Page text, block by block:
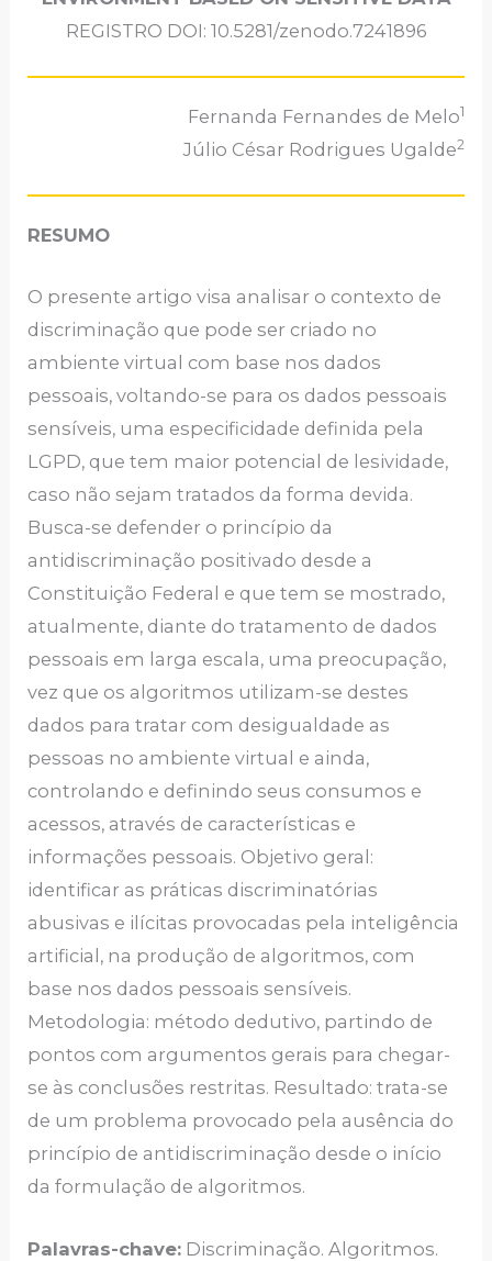
REGISTRO DOI: 10.5281/zenodo.7241896
Fernanda Fernandes de Melo1
Júlio César Rodrigues Ugalde2
RESUMO
O presente artigo visa analisar o contexto de
discriminação que pode ser criado no
ambiente virtual com base nos dados
pessoais, voltando-se para os dados pessoais
sensíveis, uma especificidade definida pela
LGPD, que tem maior potencial de lesividade,
caso não sejam tratados da forma devida.
Busca-se defender o princípio da
antidiscriminação positivado desde a
Constituição Federal e que tem se mostrado,
atualmente, diante do tratamento de dados
pessoais em larga escala, uma preocupação,
vez que os algoritmos utilizam-se destes
dados para tratar com desigualdade as
pessoas no ambiente virtual e ainda,
controlando e definindo seus consumos e
acessos, através de características e
informações pessoais. Objetivo geral:
identificar as práticas discriminatórias
abusivas e ilícitas provocadas pela inteligência
artificial, na produção de algoritmos, com
base nos dados pessoais sensíveis.
Metodologia: método dedutivo, partindo de
pontos com argumentos gerais para chegar-
se às conclusões restritas. Resultado: trata-se
de um problema provocado pela ausência do
princípio de antidiscriminação desde o início
da formulação de algoritmos.
Palavras-chave: Discriminação. Algoritmos.